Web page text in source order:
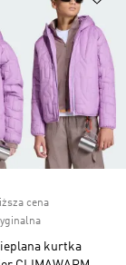
cena
kurtka